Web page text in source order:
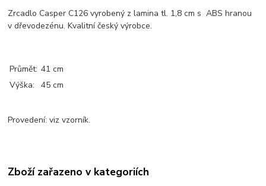
Zrcadlo Casper C126 vyrobený z lamina tl. 1,8 cm s ABS hranou
v dřevodezénu. Kvalitní český výrobce.
Průmět: 41 cm
Výška:
45 cm
Provedení: viz vzorník.
Zboží zařazeno v kategoriích